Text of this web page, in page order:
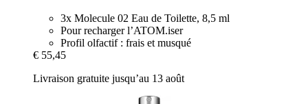
3x Molecule 02 Eau de Toilette, 8,5 ml
Pour recharger l’ATOM.iser
Profil olfactif : frais et musqué
€ 55,45
Livraison gratuite jusqu’au 13 août